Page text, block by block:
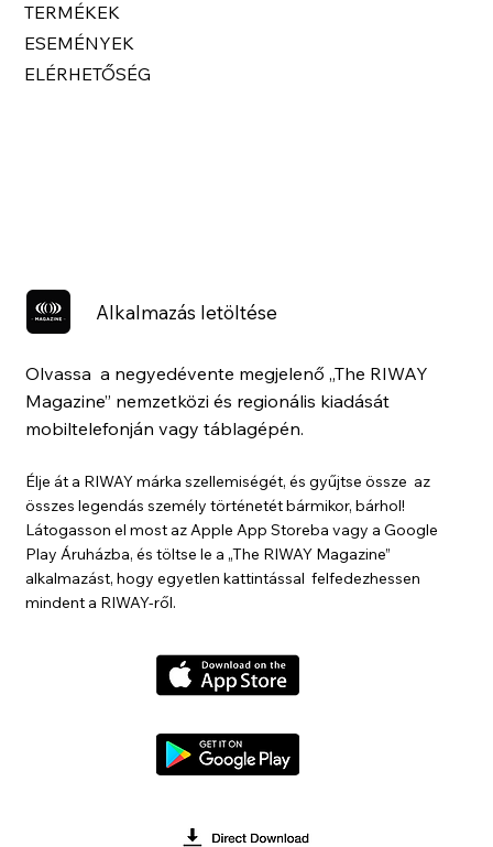
TERMÉKEK
ESEMÉNYEK
ELÉRHETŐSÉG
Alkalmazás letöltése
Olvassa a negyedévente megjelenő „The RIWAY
Magazine” nemzetközi és regionális kiadását
mobiltelefonján vagy táblagépén.
Élje át a RIWAY márka szellemiségét, és gyűjtse össze az
összes legendás személy történetét bármikor, bárhol!
Látogasson el most az Apple App Storeba vagy a Google
Play Áruházba, és töltse le a „The RIWAY Magazine”
alkalmazást, hogy egyetlen kattintással felfedezhessen
mindent a RIWAY-ről.